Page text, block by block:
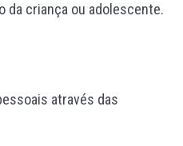
da criança ou adolescente.
através das